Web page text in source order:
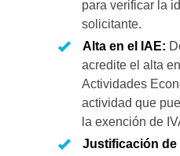
para verificar la
solicitante.
Alta en el IAE:
acredite el alta
Actividades
actividad que
la exención de
Justificación de